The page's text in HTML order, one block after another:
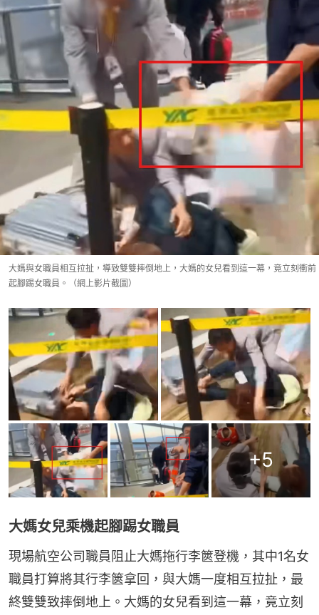
大媽與女職員相互拉扯，導致雙雙摔倒地上，大媽的女兒看到這一幕，竟立刻衝前
起腳踢女職員。（網上影片截圖）
+5
大媽女兒乘機起腳踢女職員
現場航空公司職員阻止大媽拖行李篋登機，其中1名女
職員打算將其行李篋拿回，與大媽一度相互拉扯，最
終雙雙致摔倒地上。大媽的女兒看到這一幕，竟立刻